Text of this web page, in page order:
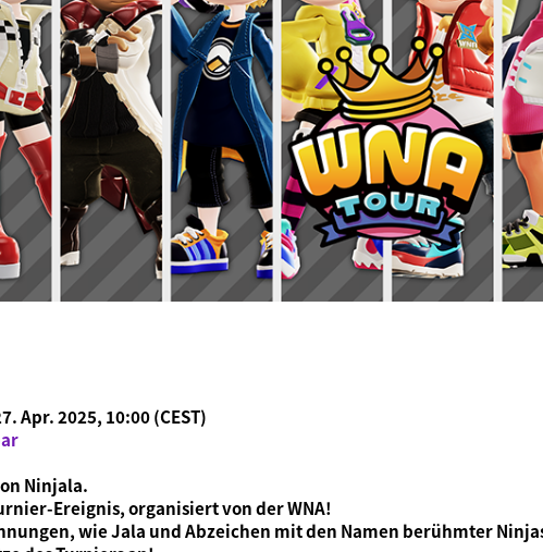
Apr. 2025, 10:00 (CEST)
Ninjala.
Ereignis, organisiert von der WNA!
wie Jala und Abzeichen mit den Namen berühmter